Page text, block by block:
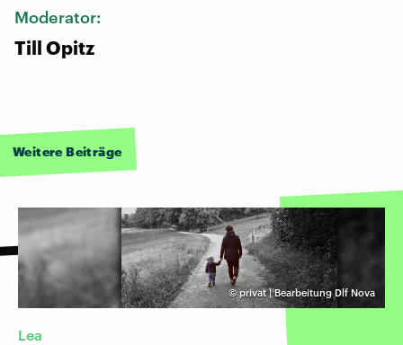
Moderator:
Till Opitz
Weitere Beiträge
©privat | Bearbeitung Dlf Nova
Lea